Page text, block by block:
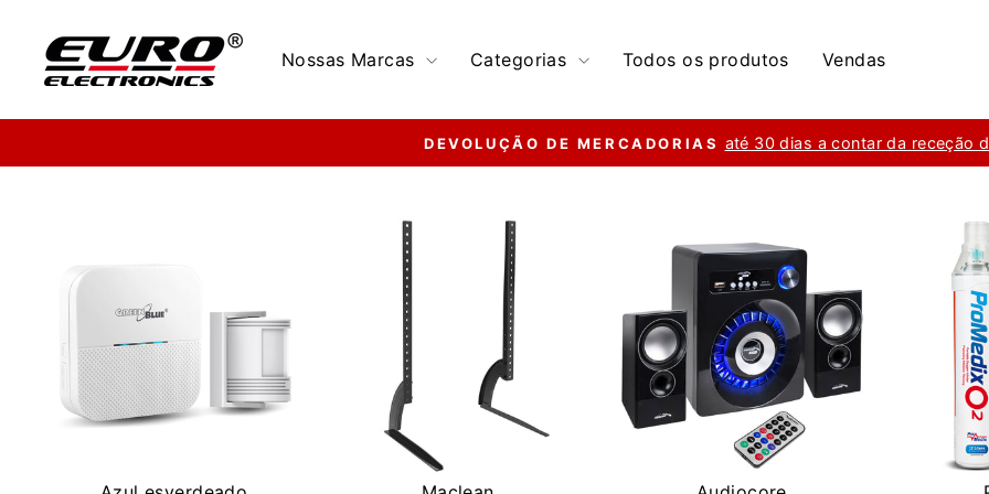
Nossas Marcas Categorias Todos os produtos Vendas
slideshow
DEVOLUÇÃO DE MERCADORIAS até 30 dias a contar da receção